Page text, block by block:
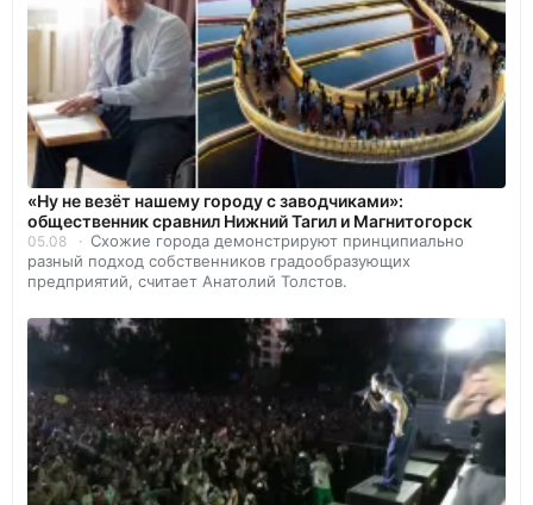
«Ну не везёт нашему городу с заводчиками»:
общественник сравнил Нижний Тагил и Магнитогорск
05.08
Схожие города демонстрируют принципиально
разный подход собственников градообразующих
предприятий, считает Анатолий Толстов.